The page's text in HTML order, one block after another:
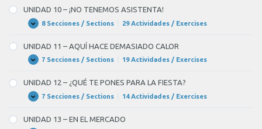
7
of
hacer
una
fotocopia?
–
mire,
–
PLANES
Y
OBLIGACIONES
UNIDAD 10 – ¡NO TENEMOS ASISTENTA!
Expandir
UNIDAD
–
¡NO
TENEMOS
ASISTENTA!
8 Secciones / Sections 29 Actividades / Exercises
UNIDAD 11 – AQUÍ HACE DEMASIADO CALOR
Expandir
UNIDAD
–
AQUÍ
HACE
DEMASIADO
7 Secciones / Sections 19 Actividades / Exercises
UNIDAD 12 – ¿QUÉ TE PONES PARA LA FIESTA?
Expandir
UNIDAD
–
¿QUÉ
7 Secciones / Sections 14 Actividades / Exercises
UNIDAD 13 – EN EL MERCADO